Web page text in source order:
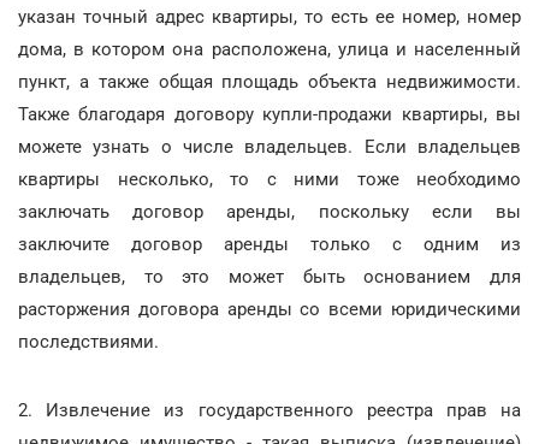
указан точный адрес квартиры, то есть ее номер, номер
дома, в котором она расположена, улица и населенный
пункт, а также общая площадь объекта недвижимости.
Также благодаря договору купли-продажи квартиры, вы
можете узнать о числе владельцев. Если владельцев
квартиры несколько, то с ними тоже необходимо
заключать договор аренды, поскольку если вы
заключите договор аренды только с одним из
владельцев, то это может быть основанием для
расторжения договора аренды со всеми юридическими
последствиями.
2. Извлечение из государственного реестра прав на